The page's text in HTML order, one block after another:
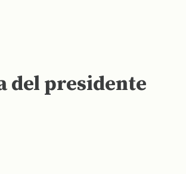
del presidente